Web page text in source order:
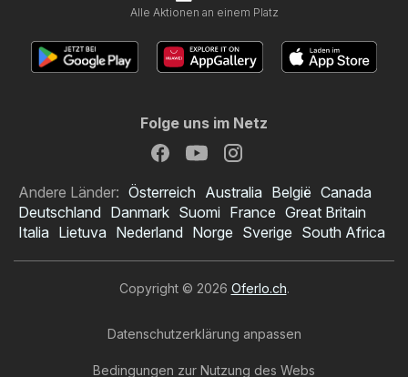
Alle Aktionen an einem Platz
Folge uns im Netz
Andere Länder: Österreich Australia België Canada
Deutschland Danmark Suomi France Great Britain
Italia Lietuva Nederland Norge Sverige South Africa
Copyright © 2026 Oferlo.ch.
Datenschutzerklärung anpassen
Bedingungen zur Nutzung des Webs